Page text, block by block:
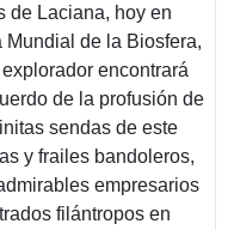
de Laciana, hoy en
Mundial de la Biosfera,
encontrará
de la profusión de
sendas de este
y frailes bandoleros,
empresarios
filántropos en